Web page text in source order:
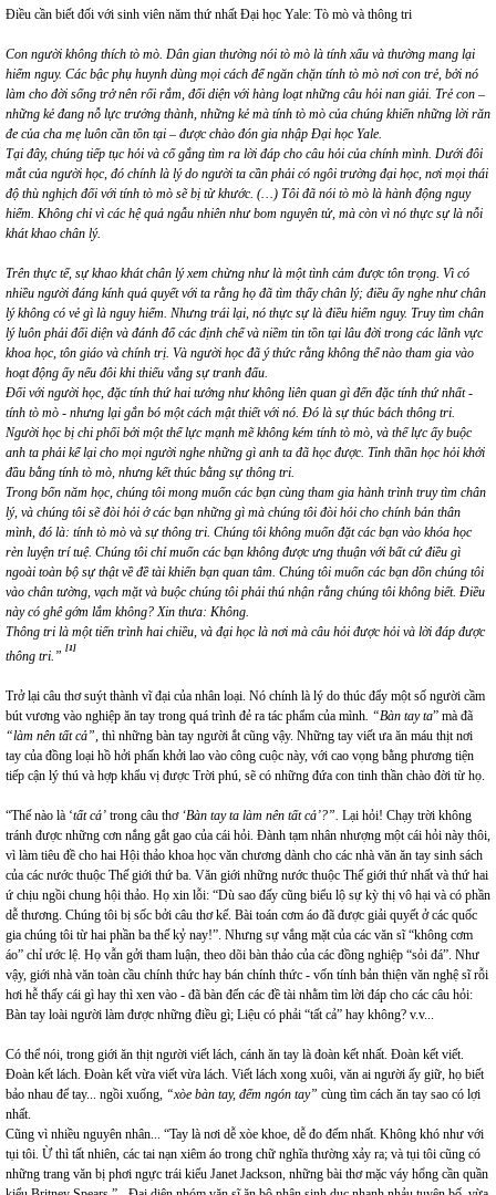
Điều cần biết đối với sinh viên năm thứ nhất Đại học Yale: Tò mò và thông tri
Con người không thích tò mò. Dân gian thường nói tò mò là tính xấu và thường mang lại
hiểm nguy. Các bậc phụ huynh dùng mọi cách để ngăn chặn tính tò mò nơi con trẻ, bởi nó
làm cho đời sống trở nên rối rắm, đối diện với hàng loạt những câu hỏi nan giải. Trẻ con –
những kẻ đang nỗ lực trưởng thành, những kẻ mà tính tò mò của chúng khiến những lời răn
đe của cha mẹ luôn cần tồn tại – được chào đón gia nhập Đại học Yale.
Tại đây, chúng tiếp tục hỏi và cố gắng tìm ra lời đáp cho câu hỏi của chính mình. Dưới đôi
mắt của người học, đó chính là lý do người ta cần phải có ngôi trường đại học, nơi mọi thái
độ thù nghịch đối với tính tò mò sẽ bị từ khước. (…) Tôi đã nói tò mò là hành động nguy
hiểm. Không chỉ vì các hệ quả ngẫu nhiên như bom nguyên tử, mà còn vì nó thực sự là nỗi
khát khao chân lý.
Trên thực tế, sự khao khát chân lý xem chừng như là một tình cảm được tôn trọng. Vì có
nhiều người đáng kính quả quyết với ta rằng họ đã tìm thấy chân lý; điều ấy nghe như chân
lý không có vẻ gì là nguy hiểm. Nhưng trái lại, nó thực sự là điều hiểm nguy. Truy tìm chân
lý luôn phải đối diện và đánh đổ các định chế và niềm tin tồn tại lâu đời trong các lãnh vực
khoa học, tôn giáo và chính trị. Và người học đã ý thức rằng không thể nào tham gia vào
hoạt động ấy nếu đôi khi thiếu vắng sự tranh đấu.
Đối với người học, đặc tính thứ hai tưởng như không liên quan gì đến đặc tính thứ nhất -
tính tò mò - nhưng lại gắn bó một cách mật thiết với nó. Đó là sự thúc bách thông tri.
Người học bị chi phối bởi một thế lực mạnh mẽ không kém tính tò mò, và thế lực ấy buộc
anh ta phải kể lại cho mọi người nghe những gì anh ta đã học được. Tinh thần học hỏi khởi
đầu bằng tính tò mò, nhưng kết thúc bằng sự thông tri.
Trong bốn năm học, chúng tôi mong muốn các bạn cùng tham gia hành trình truy tìm chân
lý, và chúng tôi sẽ đòi hỏi ở các bạn những gì mà chúng tôi đòi hỏi cho chính bản thân
mình, đó là: tính tò mò và sự thông tri. Chúng tôi không muốn đặt các bạn vào khóa học
rèn luyện trí tuệ. Chúng tôi chỉ muốn các bạn không được ưng thuận với bất cứ điều gì
ngoài toàn bộ sự thật về đề tài khiến bạn quan tâm. Chúng tôi muốn các bạn dồn chúng tôi
vào chân tường, vạch mặt và buộc chúng tôi phải thú nhận rằng chúng tôi không biết. Điều
này có ghê gớm lắm không? Xin thưa: Không.
Thông tri là một tiến trình hai chiều, và đại học là nơi mà câu hỏi được hỏi và lời đáp được
thông tri.”
[1]
Trở lại câu thơ suýt thành vĩ đại của nhân loại. Nó chính là lý do thúc đẩy một số người cầm
bút vương vào nghiệp ăn tay trong quá trình đẻ ra tác phẩm của mình. “Bàn tay ta” mà đã
“làm nên tất cả”, thì những bàn tay người ắt cũng vậy. Những tay viết ưa ăn máu thịt nơi
tay của đồng loại hồ hởi phấn khởi lao vào công cuộc này, với cao vọng bằng phương tiện
tiếp cận lý thú và hợp khẩu vị được Trời phú, sẽ có những đứa con tinh thần chào đời từ họ.
“Thế nào là ‘tất cả’ trong câu thơ‘Bàn tay ta làm nên tất cả’?”. Lại hỏi! Chạy trời không
tránh được những cơn nắng gắt gao của cái hỏi. Đành tạm nhân nhượng một cái hỏi này thôi,
vì làm tiêu đề cho hai Hội thảo khoa học văn chương dành cho các nhà văn ăn tay sinh sách
của các nước thuộc Thế giới thứ ba. Văn giới những nước thuộc Thế giới thứ nhất và thứ hai
ứ chịu ngồi chung hội thảo. Họ xin lỗi: “Dù sao đấy cũng biểu lộ sự kỳ thị vô hại và có phần
dễ thương. Chúng tôi bị sốc bởi câu thơ kế. Bài toán cơm áo đã được giải quyết ở các quốc
gia chúng tôi từ hai phần ba thế kỷ nay!”. Nhưng sự vắng mặt của các văn sĩ “không cơm
áo” chỉ ước lệ. Họ vẫn gởi tham luận, theo dõi bàn thảo của các đồng nghiệp “sỏi đá”. Như
vậy, giới nhà văn toàn cầu chính thức hay bán chính thức - vốn tính bản thiện văn nghệ sĩ rỗi
hơi hễ thấy cái gì hay thì xen vào - đã bàn đến các đề tài nhằm tìm lời đáp cho các câu hỏi:
Bàn tay loài người làm được những điều gì; Liệu có phải “tất cả” hay không? v.v...
Có thể nói, trong giới ăn thịt người viết lách, cánh ăn tay là đoàn kết nhất. Đoàn kết viết.
Đoàn kết lách. Đoàn kết vừa viết vừa lách. Viết lách xong xuôi, văn ai người ấy giữ, họ biết
bảo nhau để tay... ngồi xuống, “xòe bàn tay, đếm ngón tay” cùng tìm cách ăn tay sao có lợi
nhất.
Cũng vì nhiều nguyên nhân... “Tay là nơi dễ xòe khoe, dễ đo đếm nhất. Không khó như với
tụi tôi. Ừ thì tất nhiên, các tai nạn xiêm áo trong chữ nghĩa thường xảy ra; và tụi tôi cũng có
những trang văn bị phơi ngực trái kiểu Janet Jackson, những bài thơ mặc váy hổng cần quần